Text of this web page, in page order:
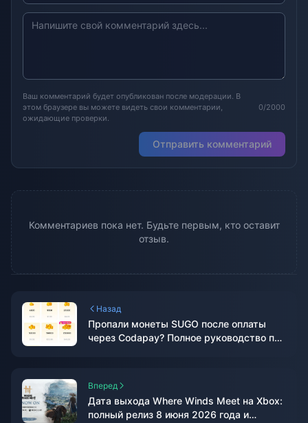
Ваш комментарий будет опубликован после модерации. В
этом браузере вы можете видеть свои комментарии,
ожидающие проверки.
0/2000
Отправить комментарий
Комментариев пока нет. Будьте первым, кто оставит
отзыв.
Назад
Пропали монеты SUGO после оплаты
через Codapay? Полное руководство по
Вперед
Дата выхода Where Winds Meet на Xbox:
полный релиз 8 июня 2026 года и